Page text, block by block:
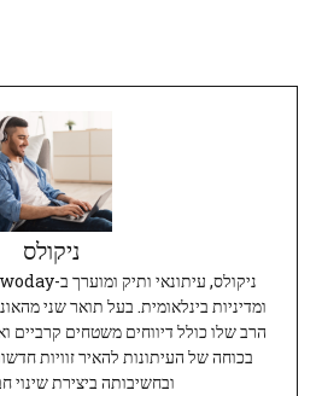
ניקולס
ומדיניות בינלאומית. בעל תואר שני
הרב שלו כולל דיווחים משטחים קרביים
בכוחה של העיתונות להאיר זוויות
ובחשיבותה ביצירת שינוי